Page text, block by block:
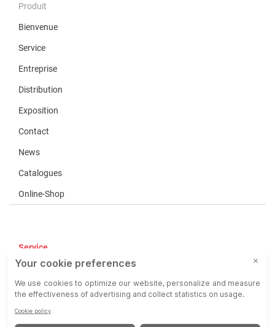
Produit
Bienvenue
Service
Entreprise
Distribution
Exposition
Contact
News
Catalogues
Online-Shop
Service
CGV
COP
Responsabilité